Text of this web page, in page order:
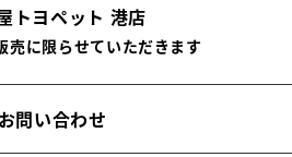
トヨペット 港店
売に限らせていただきます
問い合わせ